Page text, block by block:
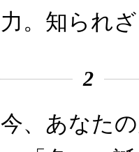
力。知られ
2
今、あなた